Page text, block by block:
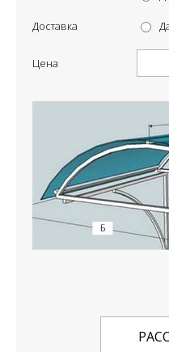
Доставка
Цена